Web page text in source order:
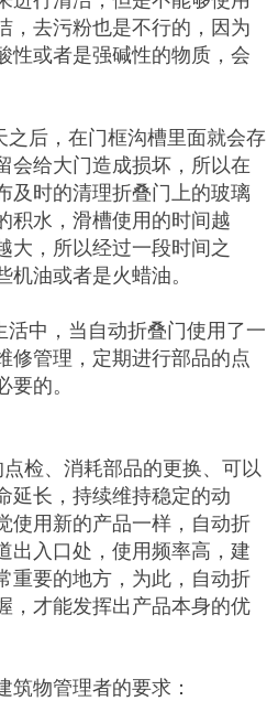
，去污粉也是不行的，因为
性或者是强碱性的物质，会
后，在门框沟槽里面就会存
会给大门造成损坏，所以在
及时的清理折叠门上的玻璃
积水，滑槽使用的时间越
大，所以经过一段时间之
机油或者是火蜡油。
中，当自动折叠门使用了一
修管理，定期进行部品的点
的。
检、消耗部品的更换、可以
延长，持续维持稳定的动
使用新的产品一样，自动折
出入口处，使用频率高，建
重要的地方，为此，自动折
，才能发挥出产品本身的优
筑物管理者的要求：